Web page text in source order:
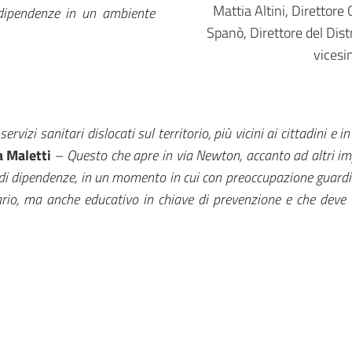
in un ambiente
Mattia Altini, Direttore
Spanò, Direttore del
sanitari dislocati sul territorio, più vicini ai cittadini e
Maletti – Questo che apre in via Newton, accanto ad altri
in un momento in cui con preoccupazione
ma anche educativo in chiave di prevenzione e che